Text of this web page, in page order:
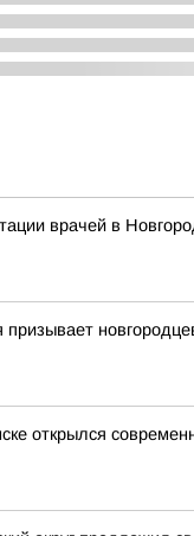
врачей в
призывает
открылся